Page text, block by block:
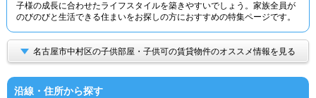
子様の成長に合わせたライフスタイルを築きやすいでしょう。家族全員が
のびのびと生活できる住まいをお探しの方におすすめの特集ページです。
名古屋市中村区の子供部屋・子供可の賃貸物件のオススメ情報を見る
沿線・住所から探す